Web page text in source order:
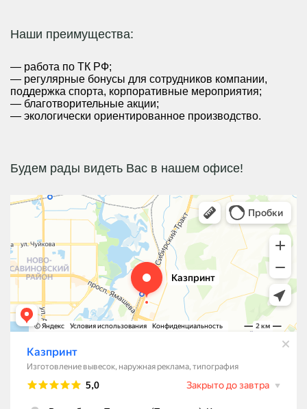
Наши преимущества:
— работа по ТК РФ;
— регулярные бонусы для сотрудников компании,
поддержка спорта, корпоративные мероприятия;
— благотворительные акции;
— экологически ориентированное производство.
Будем рады видеть Вас в нашем офисе!